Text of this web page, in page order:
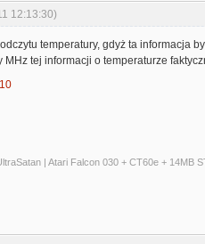
12:13:30)
temperatury, gdyż ta informacja
tej informacji o temperaturze
| Atari Falcon 030 + CT60e + 14MB